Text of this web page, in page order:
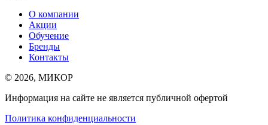
О компании
Акции
Обучение
Бренды
Контакты
© 2026, МИКОР
Информация на сайте не является публичной офертой
Политика конфиденциальности